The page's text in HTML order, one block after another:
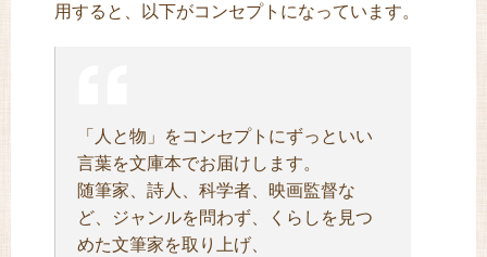
用すると、以下がコンセプトになっています。
「人と物」をコンセプトにずっといい
言葉を文庫本でお届けします。
随筆家、詩人、科学者、映画監督な
ど、ジャンルを問わず、くらしを見つ
めた文筆家を取り上げ、